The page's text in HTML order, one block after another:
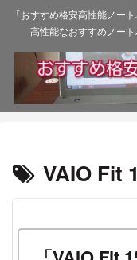
「おすすめ格安高性能ノー
高性能なおすすめノー
VAIO Fit